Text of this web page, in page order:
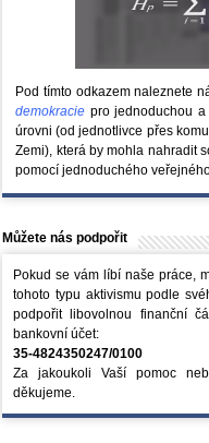
Pod tímto odkazem naleznete
demokracie pro jednoduchou
úrovni (od jednotlivce přes
Zemi), která by mohla nahradit
pomocí jednoduchého
Můžete nás podpořit
Pokud se vám líbí naše práce,
tohoto typu aktivismu podle
podpořit libovolnou finanční
bankovní účet:
35-4824350247/0100
Za jakoukoli Vaší pomoc
děkujeme.